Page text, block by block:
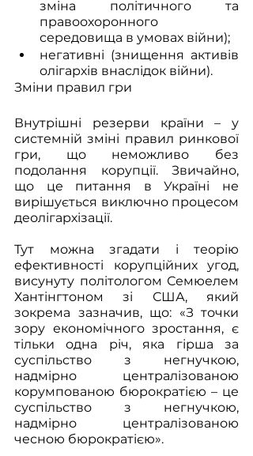
зміна політичного та
правоохоронного
середовища в умовах війни);
негативні (знищення активів
олігархів внаслідок війни).
Зміни правил гри
Внутрішні резерви країни – у
системній зміні правил ринкової
гри, що неможливо без
подолання корупції. Звичайно,
що це питання в Україні не
вирішується виключно процесом
деолігархізації.
Тут можна згадати і теорію
ефективності корупційних угод,
висунуту політологом Семюелем
Хантінгтоном зі США, який
зокрема зазначив, що: «З точки
зору економічного зростання, є
тільки одна річ, яка гірша за
суспільство з негнучкою,
надмірно централізованою
корумпованою бюрократією – це
суспільство з негнучкою,
надмірно централізованою
чесною бюрократією».